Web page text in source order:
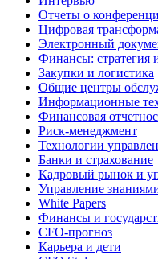
Отчеты о
Цифровая
Электронный
Финансы: стратегия
Закупки и логистика
Общие центры
Информационные
Финансовая
Риск-менеджмент
Технологии
Банки и страхование
Кадровый рынок и
Управление
White Papers
Финансы и
CFO-прогноз
Карьера и дети